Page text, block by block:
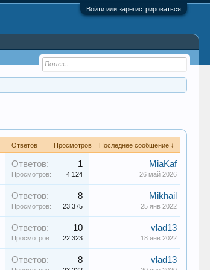
Войти или зарегистрироваться
Ответов Просмотров Последнее сообщение ↓
Ответов: 1
Просмотров: 4.124
MiaKaf
26 май 2026
Ответов: 8
Просмотров: 23.375
Mikhail
25 янв 2022
Ответов: 10
Просмотров: 22.323
vlad13
18 янв 2022
Ответов: 8 vlad13